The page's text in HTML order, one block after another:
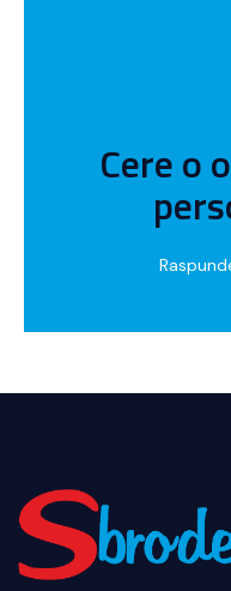
Cere o